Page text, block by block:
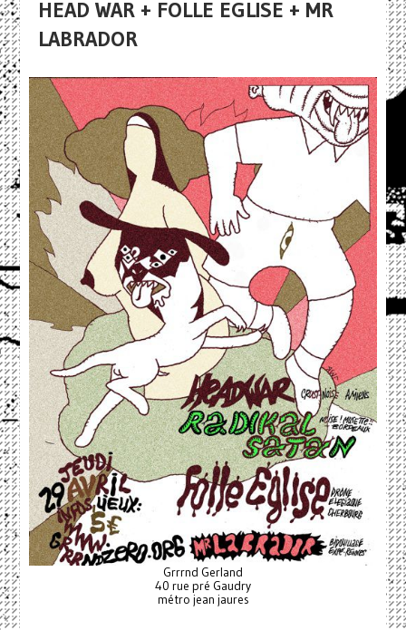
HEAD WAR + FOLLE EGLISE + MR
LABRADOR
Grrrnd Gerland
40 rue pré Gaudry
métro jean jaures